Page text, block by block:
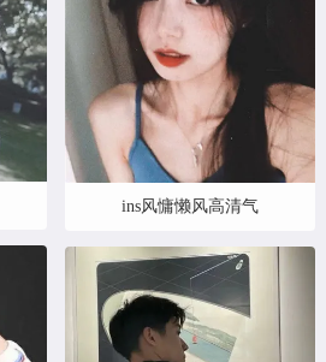
ins风慵懒风高清气